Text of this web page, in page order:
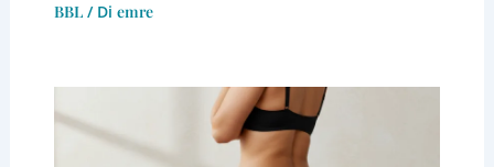
BBL/ Di emre